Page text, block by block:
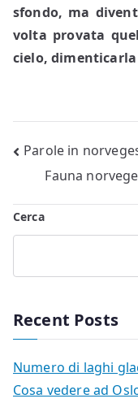
sfondo, ma
volta provata
cielo,
articoli
Parole in
Fauna
Cerca
Recent Posts
Numero di laghi
Cosa vedere ad